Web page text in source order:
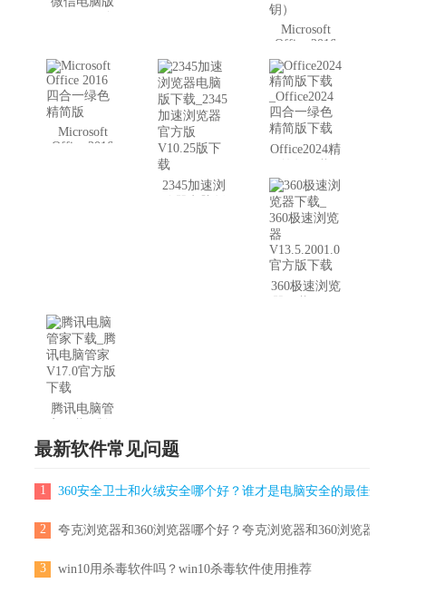
Microsoft
Office 2016
官方简体中
文正式版
（附带密
钥）
Microsoft
Office 2016
2345加速浏
Office2024精
_Office2024
四合一绿色
精简版下载
360极速浏览
腾讯电脑管
电脑管家
V17.0官方版
最新软件常见问题
1 360安全卫士和火绒安全哪个好？谁才是电脑安全的最佳选
2 夸克浏览器和360浏览器哪个好？夸克浏览器和360浏览器区
3 win10用杀毒软件吗？win10杀毒软件使用推荐